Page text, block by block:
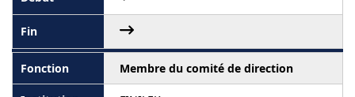
Membre du comité de direction